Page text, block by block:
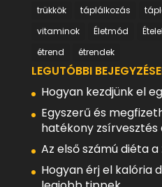
trükkök
táplálkozás
vitaminok
Életmód
étrend
étrendek
LEGUTÓBBI
Hogyan kezdjünk el
Egyszerű és
hatékony
Az első számú diéta
Hogyan érj el kalória